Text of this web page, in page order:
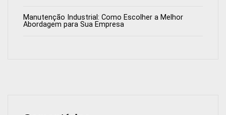
Manutenção Industrial: Como Escolher a Melhor
Abordagem para Sua Empresa